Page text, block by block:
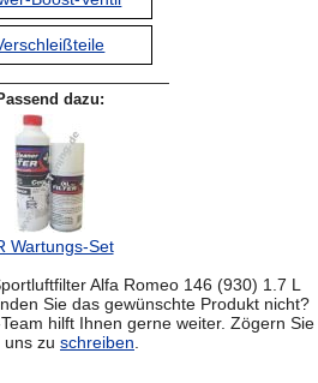
dazu:
Wartungs-Set
Alfa Romeo 146 (930) 1.7 L
Sie das gewünschte Produkt nicht?
hilft Ihnen gerne weiter. Zögern Sie
uns zu schreiben